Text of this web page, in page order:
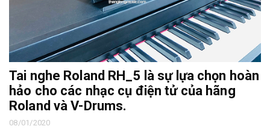
Tai nghe Roland RH_5 là sự lựa chọn hoàn
hảo cho các nhạc cụ điện tử của hãng
Roland và V-Drums.
08/01/2020